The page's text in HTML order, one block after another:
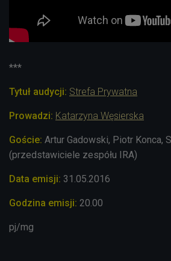
***
Tytuł audycji: Strefa Prywatna
Prowadzi: Katarzyna Węsierska
Goście: Artur Gadowski, Piotr Konca,
(przedstawiciele zespółu IRA)
Data emisji: 31.05.2016
Godzina emisji: 20.00
pj/mg